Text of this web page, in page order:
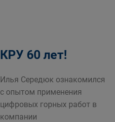
КРУ 60 лет!
Илья Середюк ознакомился
с опытом применения
цифровых горных работ в
компании